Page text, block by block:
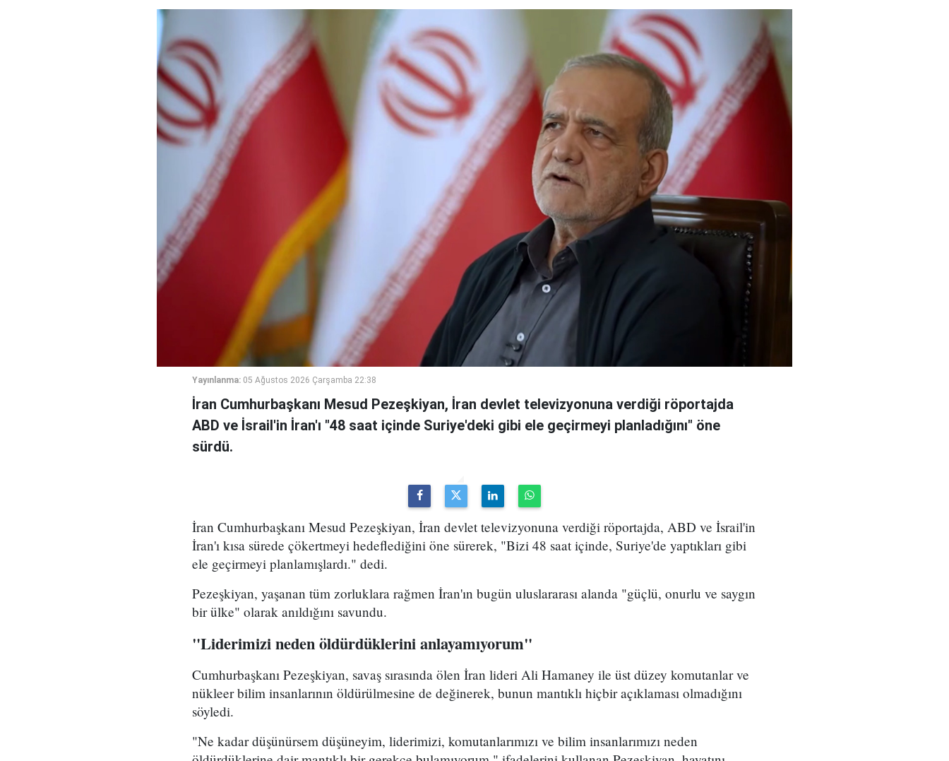
Yayınlanma: 05 Ağustos 2026 Çarşamba 22:38
İran Cumhurbaşkanı Mesud Pezeşkiyan, İran devlet televizyonuna verdiği röportajda
ABD ve İsrail'in İran'ı "48 saat içinde Suriye'deki gibi ele geçirmeyi planladığını" öne
sürdü.
İran Cumhurbaşkanı Mesud Pezeşkiyan, İran devlet televizyonuna verdiği röportajda, ABD ve İsrail'in
İran'ı kısa sürede çökertmeyi hedeflediğini öne sürerek, "Bizi 48 saat içinde, Suriye'de yaptıkları gibi
ele geçirmeyi planlamışlardı." dedi.
Pezeşkiyan, yaşanan tüm zorluklara rağmen İran'ın bugün uluslararası alanda "güçlü, onurlu ve saygın
bir ülke" olarak anıldığını savundu.
"Liderimizi neden öldürdüklerini anlayamıyorum"
Cumhurbaşkanı Pezeşkiyan, savaş sırasında ölen İran lideri Ali Hamaney ile üst düzey komutanlar ve
nükleer bilim insanlarının öldürülmesine de değinerek, bunun mantıklı hiçbir açıklaması olmadığını
söyledi.
"Ne kadar düşünürsem düşüneyim, liderimizi, komutanlarımızı ve bilim insanlarımızı neden